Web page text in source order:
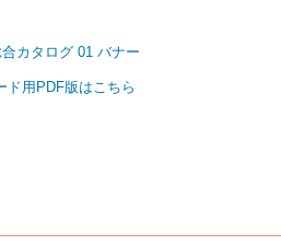
ド用PDF版はこちら